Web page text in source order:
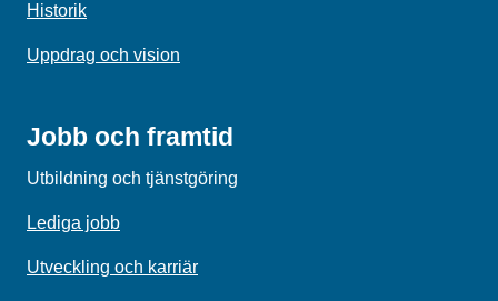
Historik
Uppdrag och vision
Jobb och framtid
Utbildning och tjänstgöring
Lediga jobb
Utveckling och karriär